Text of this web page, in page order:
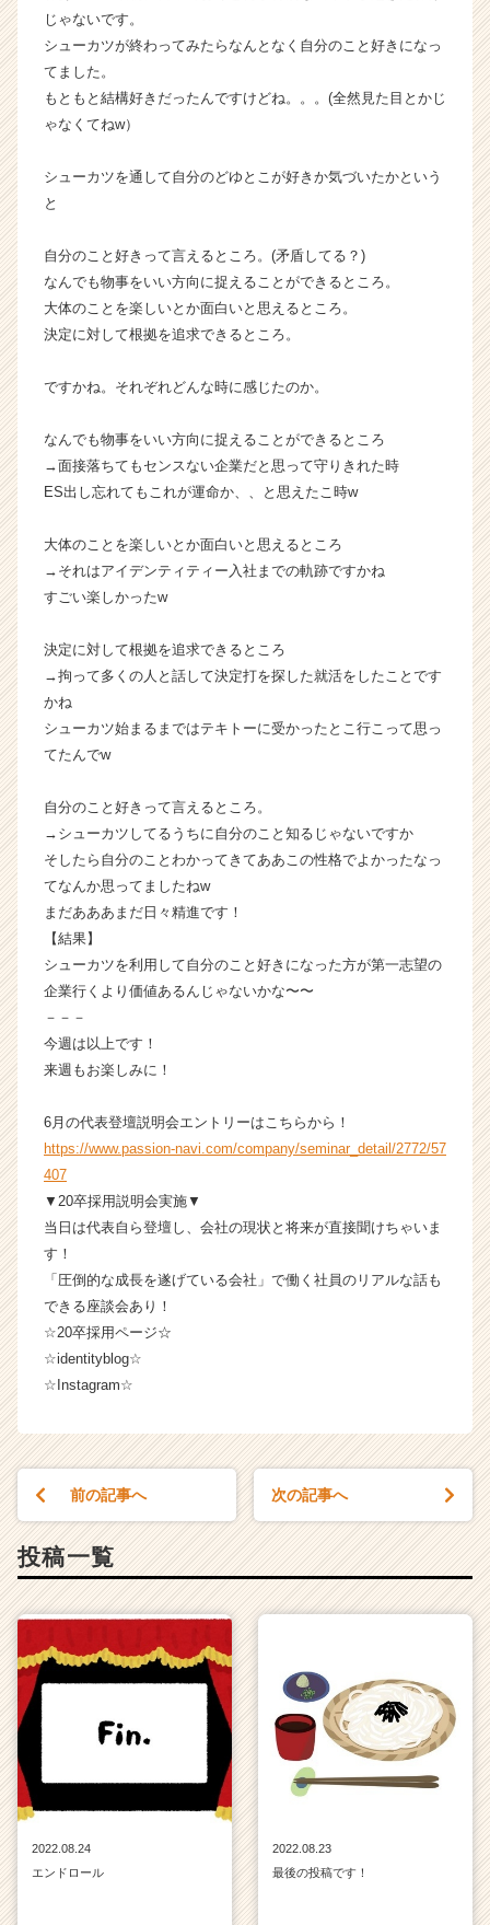
（C
e
a
e
r）
じゃないです。
シューカツが終わってみたらなんとなく自分のこと好きになっ
てました。
もともと結構好きだったんですけどね。。。(全然見た目とかじ
ゃなくてねw）
シューカツを通して自分のどゆとこが好きか気づいたかという
と
自分のこと好きって言えるところ。(矛盾してる？)
なんでも物事をいい方向に捉えることができるところ。
大体のことを楽しいとか面白いと思えるところ。
決定に対して根拠を追求できるところ。
ですかね。それぞれどんな時に感じたのか。
なんでも物事をいい方向に捉えることができるところ
→面接落ちてもセンスない企業だと思って守りきれた時
ES出し忘れてもこれが運命か、、と思えたこ時w
大体のことを楽しいとか面白いと思えるところ
→それはアイデンティティー入社までの軌跡ですかね
すごい楽しかったw
決定に対して根拠を追求できるところ
→拘って多くの人と話して決定打を探した就活をしたことです
かね
シューカツ始まるまではテキトーに受かったとこ行こって思っ
てたんでw
自分のこと好きって言えるところ。
→シューカツしてるうちに自分のこと知るじゃないですか
そしたら自分のことわかってきてああこの性格でよかったなっ
てなんか思ってましたねw
まだあああまだ日々精進です！
【結果】
シューカツを利用して自分のこと好きになった方が第一志望の
企業行くより価値あるんじゃないかな〜〜
－－－
今週は以上です！
来週もお楽しみに！
6月の代表登壇説明会エントリーはこちらから！
https://www.passion-navi.com/company/seminar_detail/2772/57
407
▼20卒採用説明会実施▼
当日は代表自ら登壇し、会社の現状と将来が直接聞けちゃいま
す！
「圧倒的な成長を遂げている会社」で働く社員のリアルな話も
できる座談会あり！
☆20卒採用ページ☆
☆identityblog☆
☆Instagram☆
前の記事へ 次の記事へ
投稿一覧
2022.08.24
エンドロール
2022.08.23
最後の投稿です！